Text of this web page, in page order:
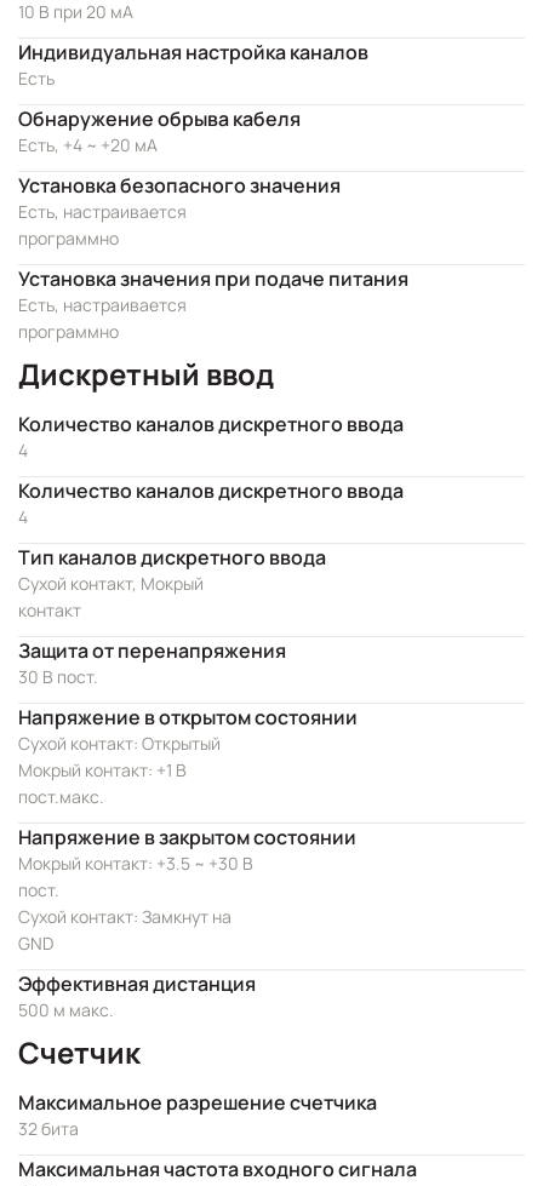
10 В при 20 мА
Индивидуальная настройка каналов
Есть
Обнаружение обрыва кабеля
Есть, +4 ~ +20 мА
Установка безопасного значения
Есть, настраивается
программно
Установка значения при подаче питания
Есть, настраивается
программно
Дискретный ввод
Количество каналов дискретного ввода
4
Количество каналов дискретного ввода
4
Тип каналов дискретного ввода
Сухой контакт, Мокрый
контакт
Защита от перенапряжения
30 В пост.
Напряжение в открытом состоянии
Сухой контакт: Открытый
Мокрый контакт: +1 В
пост.макс.
Напряжение в закрытом состоянии
Мокрый контакт: +3.5 ~ +30 В
пост.
Сухой контакт: Замкнут на
GND
Эффективная дистанция
500 м макс.
Счетчик
Максимальное разрешение счетчика
32 бита
Максимальная частота входного сигнала